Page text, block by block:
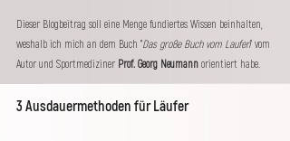
Dieser Blogbeitrag soll eine Menge fundiertes Wissen beinhalten,
weshalb ich mich an dem Buch "Das große Buch vom Laufen" vom
Autor und Sportmediziner Prof. Georg Neumann orientiert habe.
3 Ausdauermethoden für Läufer